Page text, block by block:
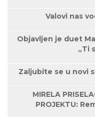
Valovi nas
Objavljen je duet
„Ti
Zaljubite se u novi
MIRELA
PROJEKTU: